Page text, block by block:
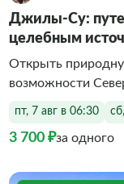
Джилы-Су:
целебным
Открыть
возможности
пт, 7 авг в 06:30
3 700 ₽за одного